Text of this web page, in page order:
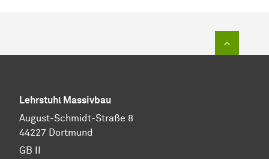
Lehrstuhl Massivbau
August-Schmidt-Straße 8
44227 Dortmund
GB II